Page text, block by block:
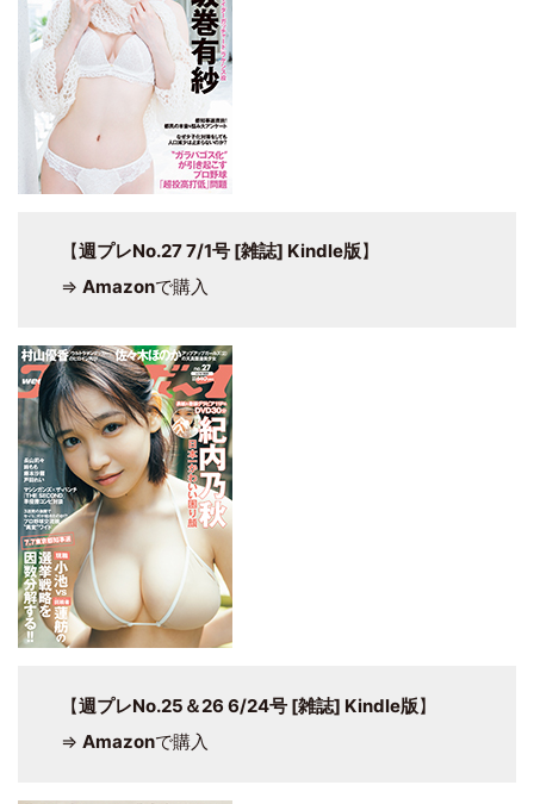
【週プレNo.27 7/1号 [雑誌] Kindle版】
⇒ Amazonで購入
【週プレNo.25＆26 6/24号 [雑誌] Kindle版】
⇒ Amazonで購入